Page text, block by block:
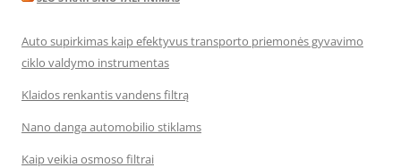
Auto supirkimas kaip efektyvus transporto priemonės gyvavimo
ciklo valdymo instrumentas
Klaidos renkantis vandens filtrą
Nano danga automobilio stiklams
Kaip veikia osmoso filtrai